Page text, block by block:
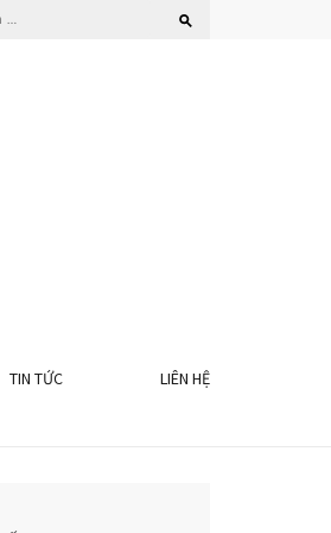
TIN TỨC LIÊN HỆ